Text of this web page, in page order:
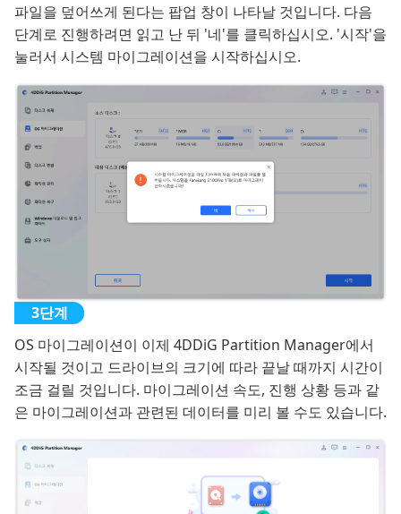
파일을 덮어쓰게 된다는 팝업 창이 나타날 것입니다. 다음
단계로 진행하려면 읽고 난 뒤 '네'를 클릭하십시오. '시작'을
눌러서 시스템 마이그레이션을 시작하십시오.
OS 마이그레이션이 이제 4DDiG Partition Manager에서
시작될 것이고 드라이브의 크기에 따라 끝날 때까지 시간이
조금 걸릴 것입니다. 마이그레이션 속도, 진행 상황 등과 같
은 마이그레이션과 관련된 데이터를 미리 볼 수도 있습니다.